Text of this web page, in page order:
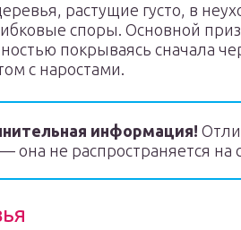
растущие густо, в
споры. Основной
покрываясь сначала
с наростами.
информация!
она не распространяется на